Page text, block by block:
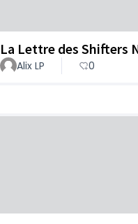
La Lettre des Shifters
Alix LP 0